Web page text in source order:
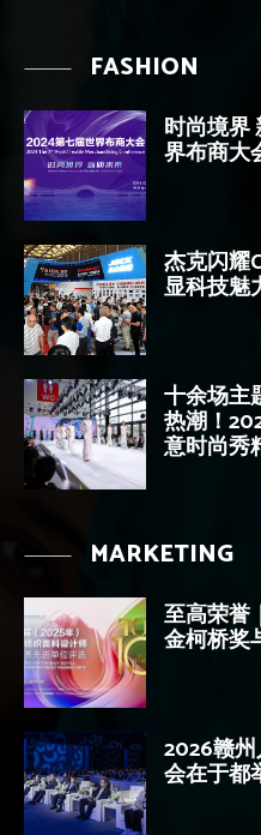
FASHION
时尚境界
界布商大
杰克闪耀
显科技魅
十余场主
热潮！​
意时尚秀
MARKETING
至高荣誉
金柯桥奖
2026赣
会在于都